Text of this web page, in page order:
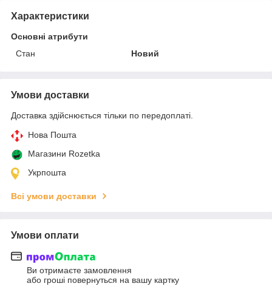
Характеристики
Основні атрибути
Стан
Новий
Умови доставки
Доставка здійснюється тільки по передоплаті.
Нова Пошта
Магазини Rozetka
Укрпошта
Всі умови доставки
Умови оплати
Ви отримаєте замовлення
або гроші повернуться на вашу картку